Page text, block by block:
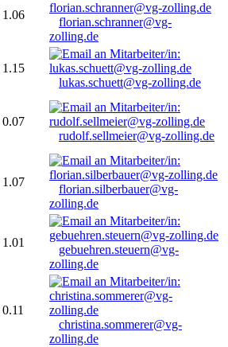
1.06
florian.schranner@vg-
zolling.de
1.15
lukas.schuett@vg-zolling.de
0.07
rudolf.sellmeier@vg-zolling.de
1.07
florian.silberbauer@vg-
zolling.de
1.01
gebuehren.steuern@vg-
zolling.de
0.11
christina.sommerer@vg-
zolling.de